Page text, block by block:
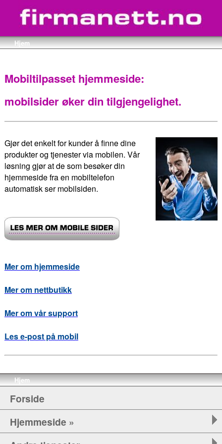
Hjem
Mobiltilpasset hjemmeside:
mobilsider øker din tilgjengelighet.
Gjør det enkelt for kunder å finne dine
produkter og tjenester via mobilen. Vår
løsning gjør at de som besøker din
hjemmeside fra en mobiltelefon
automatisk ser mobilsiden.
Mer om hjemmeside
Mer om nettbutikk
Mer om vår support
Les e-post på mobil
Hjem
Forside
Hjemmeside »